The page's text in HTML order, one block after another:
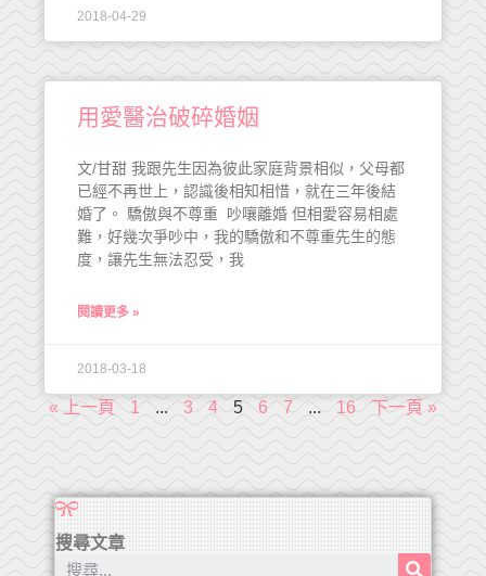
2018-04-29
用愛醫治破碎婚姻
文/甘甜 我跟先生因為彼此家庭背景相似，父母都
已經不再世上，認識後相知相惜，就在三年後結
婚了。 驕傲與不尊重 吵嚷離婚 但相愛容易相處
難，好幾次爭吵中，我的驕傲和不尊重先生的態
度，讓先生無法忍受，我
閱讀更多 »
2018-03-18
« 上一頁 1 ... 3 4 5 6 7 ... 16 下一頁 »
搜尋文章